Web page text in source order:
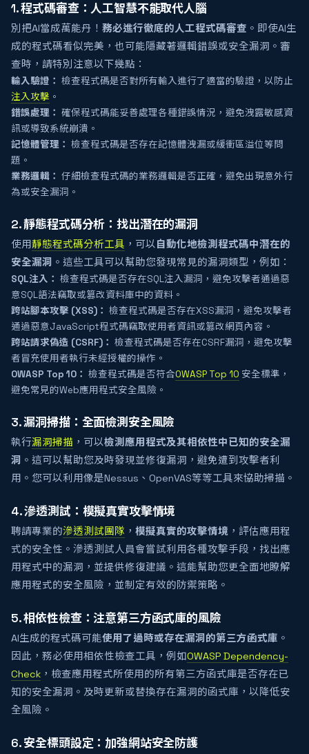
1. 程式碼審查：人工智慧不能取代人腦
別把AI當成萬能丹！ 務必進行徹底的人工程式碼審查 。即使AI生
成的程式碼看似完美，也可能隱藏著邏輯錯誤或安全漏洞。審
查時，請特別注意以下幾點：
輸入驗證： 檢查程式碼是否對所有輸入進行了適當的驗證，以防止
注入攻擊 。
錯誤處理： 確保程式碼能妥善處理各種錯誤情況，避免洩露敏感資
訊或導致系統崩潰。
記憶體管理： 檢查程式碼是否存在記憶體洩漏或緩衝區溢位等問
題。
業務邏輯： 仔細檢查程式碼的業務邏輯是否正確，避免出現意外行
為或安全漏洞。
2. 靜態程式碼分析：找出潛在的漏洞
使用靜態程式碼分析工具 ，可以自動化地檢測程式碼中潛在的
安全漏洞 。這些工具可以幫助您發現常見的漏洞類型，例如：
SQL注入： 檢查程式碼是否存在SQL注入漏洞，避免攻擊者通過惡
意SQL語法竊取或篡改資料庫中的資料。
跨站腳本攻擊 (XSS)： 檢查程式碼是否存在XSS漏洞，避免攻擊者
通過惡意JavaScript程式碼竊取使用者資訊或篡改網頁內容。
跨站請求偽造 (CSRF)： 檢查程式碼是否存在CSRF漏洞，避免攻擊
者冒充使用者執行未經授權的操作。
OWASP Top 10： 檢查程式碼是否符合OWASP Top 10 安全標準，
避免常見的Web應用程式安全風險。
3. 漏洞掃描：全面檢測安全風險
執行漏洞掃描 ，可以檢測應用程式及其相依性中已知的安全漏
洞 。這可以幫助您及時發現並修復漏洞，避免遭到攻擊者利
用。您可以利用像是Nessus、OpenVAS等等工具來協助掃描。
4. 滲透測試：模擬真實攻擊情境
聘請專業的滲透測試團隊 ， 模擬真實的攻擊情境 ，評估應用程
式的安全性。滲透測試人員會嘗試利用各種攻擊手段，找出應
用程式中的漏洞，並提供修復建議。這能幫助您更全面地瞭解
應用程式的安全風險，並制定有效的防禦策略。
5. 相依性檢查：注意第三方函式庫的風險
AI生成的程式碼可能使用了過時或存在漏洞的第三方函式庫 。
因此，務必使用相依性檢查工具，例如OWASP Dependency-
Check ，檢查應用程式所使用的所有第三方函式庫是否存在已
知的安全漏洞。及時更新或替換存在漏洞的函式庫，以降低安
全風險。
6. 安全標頭設定：加強網站安全防護